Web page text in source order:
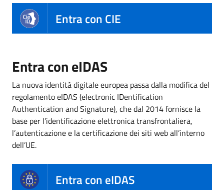
Entra con CIE
Entra con eIDAS
La nuova identità digitale europea passa dalla modifica del
regolamento eIDAS (electronic IDentification
Authentication and Signature), che dal 2014 fornisce la
base per l’identificazione elettronica transfrontaliera,
l’autenticazione e la certificazione dei siti web all’interno
dell’UE.
Entra con eIDAS